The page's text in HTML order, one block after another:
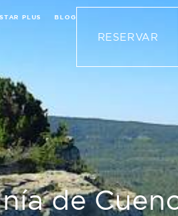
PLUS BLOG
RESERVAR
BIENESTAR PLUS
de